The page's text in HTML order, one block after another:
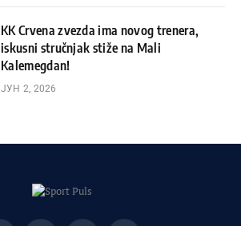
KK Crvena zvezda ima novog trenera,
iskusni stručnjak stiže na Mali
Kalemegdan!
ЈУН 2, 2026